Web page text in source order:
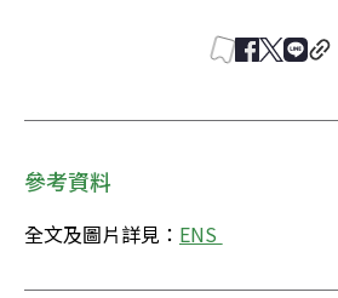
參考資料
全文及圖片詳見： ENS